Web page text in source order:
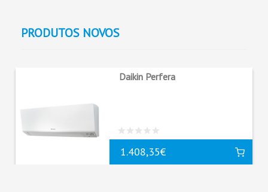
PRODUTOS NOVOS
Daikin Perfera
1.408,35€